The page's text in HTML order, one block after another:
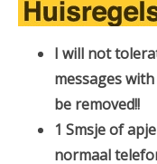
I will not
messages
be removed!!
1 Smsje of
normaal